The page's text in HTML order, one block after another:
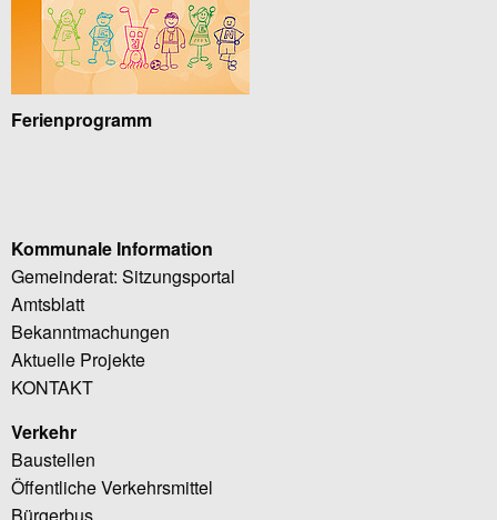
Ferienprogramm
Kommunale Information
Gemeinderat: Sitzungsportal
Amtsblatt
Bekanntmachungen
Aktuelle Projekte
KONTAKT
Verkehr
Baustellen
Öffentliche Verkehrsmittel